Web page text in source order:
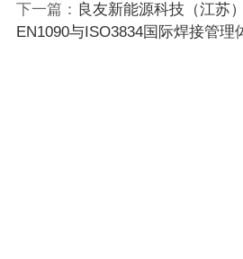
下一篇： 良友新能源科技（江苏
EN1090与ISO3834国际焊接管理